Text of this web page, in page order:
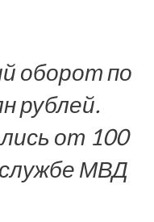
оборот по
рублей.
от 100
МВД